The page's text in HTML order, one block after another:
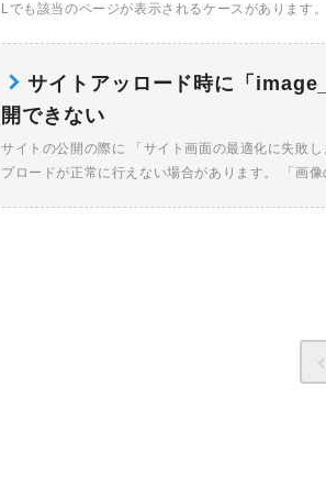
Lでも該当のページが表示されるケースがありま
サイトアッロード時に「
開できない
サイトの公開の際に 「サイト画面の最適化に失敗
プロードが正常に行えない場合があります。 「画